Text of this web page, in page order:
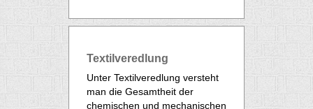
Textilveredlung
Unter Textilveredlung versteht
man die Gesamtheit der
chemischen und mechanischen